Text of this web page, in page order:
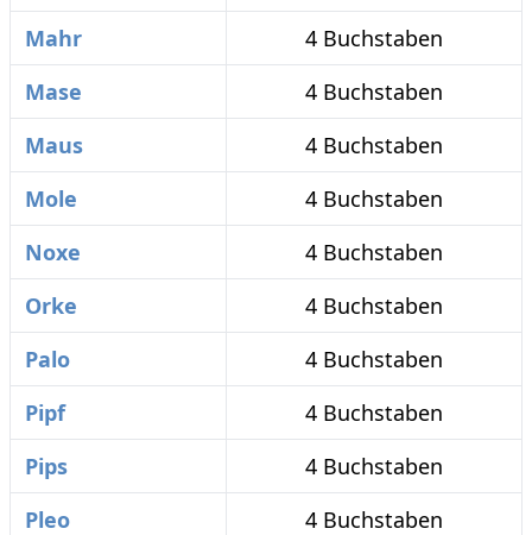
Mahr
4 Buchstaben
Mase
4 Buchstaben
Maus
4 Buchstaben
Mole
4 Buchstaben
Noxe
4 Buchstaben
Orke
4 Buchstaben
Palo
4 Buchstaben
Pipf
4 Buchstaben
Pips
4 Buchstaben
Pleo
4 Buchstaben